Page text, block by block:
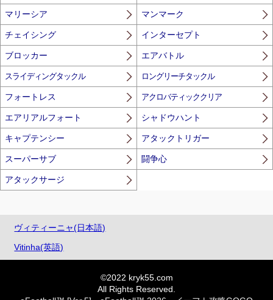
マリーシア マンマーク
チェイシング インターセプト
ブロッカー エアバトル
スライディングタックル ロングリーチタックル
フォートレス アクロバティッククリア
エアリアルフォート シャドウハント
キャプテンシー アタックトリガー
スーパーサブ 闘争心
アタックサージ
ヴィティーニャ(日本語)
Vitinha(英語)
©2022 kryk55.com
All Rights Reserved.